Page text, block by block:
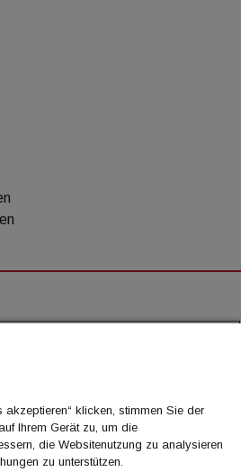
akzeptieren“ klicken, stimmen Sie der
Ihrem Gerät zu, um die
die Websitenutzung zu analysieren
zu unterstützen.